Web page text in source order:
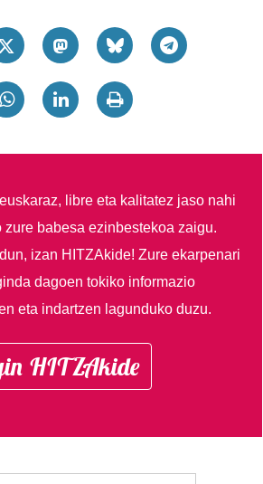
libre eta kalitatez jaso nahi
zure babesa ezinbestekoa zaigu.
izan HITZAkide!Zure ekarpenari
dagoen tokiko informazio
eta indartzen lagunduko duzu.
HITZAkide